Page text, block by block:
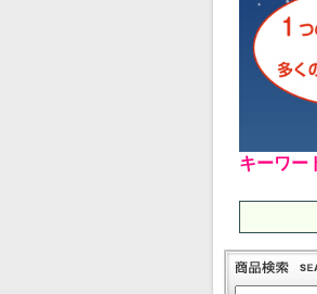
キーワー